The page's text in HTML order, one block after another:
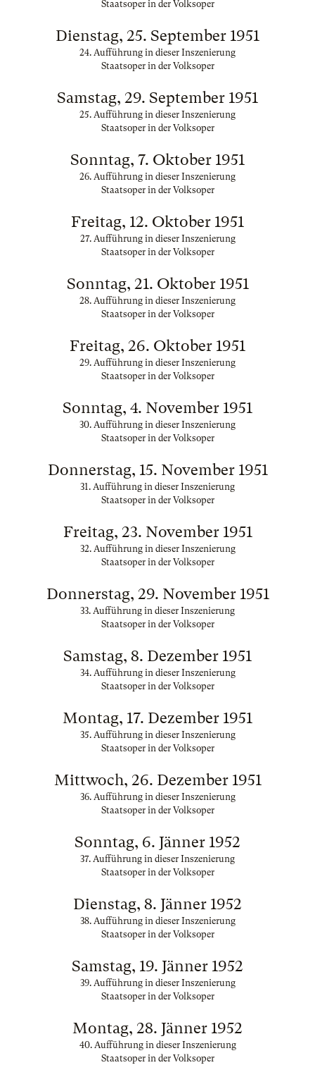
Staatsoper in der Volksoper
Dienstag, 25. September 1951
24. Aufführung in dieser Inszenierung
Staatsoper in der Volksoper
Samstag, 29. September 1951
25. Aufführung in dieser Inszenierung
Staatsoper in der Volksoper
Sonntag, 7. Oktober 1951
26. Aufführung in dieser Inszenierung
Staatsoper in der Volksoper
Freitag, 12. Oktober 1951
27. Aufführung in dieser Inszenierung
Staatsoper in der Volksoper
Sonntag, 21. Oktober 1951
28. Aufführung in dieser Inszenierung
Staatsoper in der Volksoper
Freitag, 26. Oktober 1951
29. Aufführung in dieser Inszenierung
Staatsoper in der Volksoper
Sonntag, 4. November 1951
30. Aufführung in dieser Inszenierung
Staatsoper in der Volksoper
Donnerstag, 15. November 1951
31. Aufführung in dieser Inszenierung
Staatsoper in der Volksoper
Freitag, 23. November 1951
32. Aufführung in dieser Inszenierung
Staatsoper in der Volksoper
Donnerstag, 29. November 1951
33. Aufführung in dieser Inszenierung
Staatsoper in der Volksoper
Samstag, 8. Dezember 1951
34. Aufführung in dieser Inszenierung
Staatsoper in der Volksoper
Montag, 17. Dezember 1951
35. Aufführung in dieser Inszenierung
Staatsoper in der Volksoper
Mittwoch, 26. Dezember 1951
36. Aufführung in dieser Inszenierung
Staatsoper in der Volksoper
Sonntag, 6. Jänner 1952
37. Aufführung in dieser Inszenierung
Staatsoper in der Volksoper
Dienstag, 8. Jänner 1952
38. Aufführung in dieser Inszenierung
Staatsoper in der Volksoper
Samstag, 19. Jänner 1952
39. Aufführung in dieser Inszenierung
Staatsoper in der Volksoper
Montag, 28. Jänner 1952
40. Aufführung in dieser Inszenierung
Staatsoper in der Volksoper